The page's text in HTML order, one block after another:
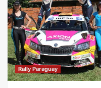
Rally Paraguay